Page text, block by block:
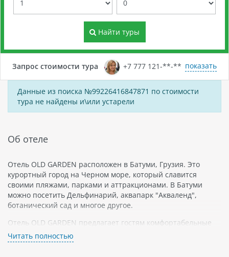
Найти туры
Запрос стоимости тура +7 777 121-**-** показать
Данные из поиска №99226416847871 по стоимости
тура не найдены и\или устарели
Об отеле
Отель OLD GARDEN расположен в Батуми, Грузия. Это
курортный город на Черном море, который славится
своими пляжами, парками и аттракционами. В Батуми
можно посетить Дельфинарий, аквапарк "Акваленд",
ботанический сад и многое другое.
Отель OLD GARDEN предлагает гостям комфортабельные
номера с кондиционером, телевизором и бесплатным Wi-
Fi. Некоторые номера имеют балконы с видом на море или
Читать полностью